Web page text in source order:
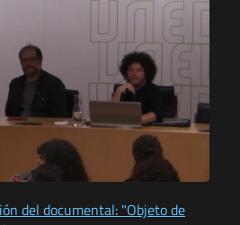
del documental: "Objeto de